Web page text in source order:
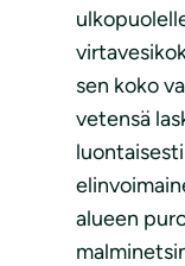
sen koko
vetensä
alueen